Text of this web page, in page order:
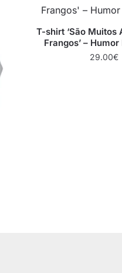
T-shirt ‘São Muitos
Frangos’ –
29.00€